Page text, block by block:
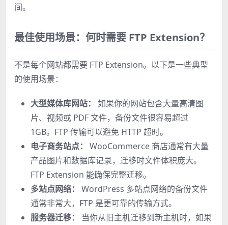
间。
最佳使用场景：何时需要 FTP Extension？
不是每个网站都需要 FTP Extension。以下是一些典型
的使用场景：
大型媒体库网站：
如果你的网站包含大量高清图
片、视频或 PDF 文件，备份文件很容易超过
1GB。FTP 传输可以避免 HTTP 超时。
电子商务站点：
WooCommerce 商店通常有大量
产品图片和数据库记录，迁移时文件体积庞大。
FTP Extension 能确保完整迁移。
多站点网络：
WordPress 多站点网络的备份文件
通常非常大，FTP 是更可靠的传输方式。
服务器迁移：
当你从旧主机迁移到新主机时，如果